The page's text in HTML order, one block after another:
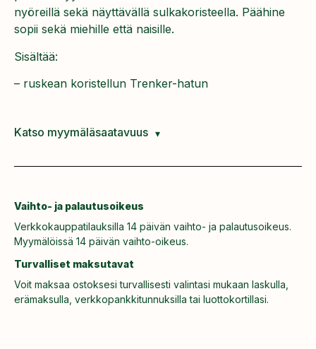
nyöreillä sekä näyttävällä sulkakoristeella. Päähine
sopii sekä miehille että naisille.
Sisältää:
– ruskean koristellun Trenker-hatun
Katso myymäläsaatavuus
Vaihto- ja palautusoikeus
Verkkokauppatilauksilla 14 päivän vaihto- ja palautusoikeus.
Myymälöissä 14 päivän vaihto-oikeus.
Turvalliset maksutavat
Voit maksaa ostoksesi turvallisesti valintasi mukaan laskulla,
erämaksulla, verkkopankkitunnuksilla tai luottokortillasi.